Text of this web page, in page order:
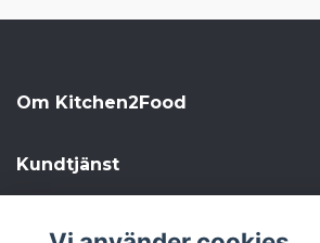
Om Kitchen2Food
Kundtjänst